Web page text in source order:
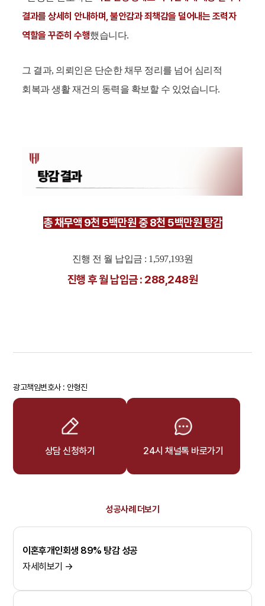
결과를 상세히 안내하며, 불안감과 죄책감을 덜어내는 조력자
역할을 꾸준히 수행했습니다.
그 결과, 의뢰인은 단순한 채무 정리를 넘어 심리적
회복과 생활 재건의 동력을 확보할 수 있었습니다.
총 채무액 9천 5백만원 중 8천 5백만원 탕감
진행 전 월 납입금 : 1,597,193원
진행 후 월 납입금 : 288,248원
광고책임변호사 : 안형진
상담 신청하기 24시 채널톡 바로가기
성공사례 더보기
이혼후개인회생 89% 탕감 성공
자세히보기 →